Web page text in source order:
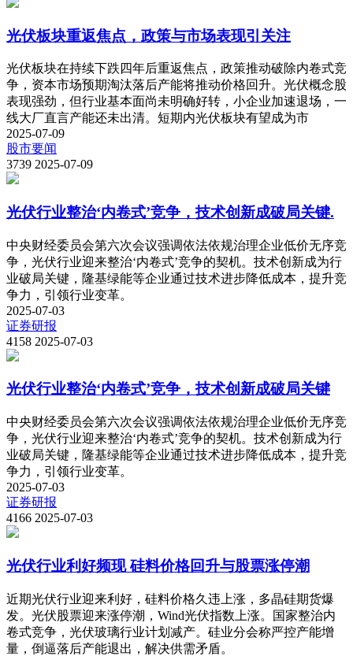
光伏板块重返焦点，政策与市场表现引关注
光伏板块在持续下跌四年后重返焦点，政策推动破除内卷式竞
争，资本市场预期淘汰落后产能将推动价格回升。光伏概念股
表现强劲，但行业基本面尚未明确好转，小企业加速退场，一
线大厂直言产能还未出清。短期内光伏板块有望成为市
2025-07-09
股市要闻
3739 2025-07-09
光伏行业整治‘内卷式’竞争，技术创新成破局关键.
中央财经委员会第六次会议强调依法依规治理企业低价无序竞
争，光伏行业迎来整治‘内卷式’竞争的契机。技术创新成为行
业破局关键，隆基绿能等企业通过技术进步降低成本，提升竞
争力，引领行业变革。
2025-07-03
证券研报
4158 2025-07-03
光伏行业整治‘内卷式’竞争，技术创新成破局关键
中央财经委员会第六次会议强调依法依规治理企业低价无序竞
争，光伏行业迎来整治‘内卷式’竞争的契机。技术创新成为行
业破局关键，隆基绿能等企业通过技术进步降低成本，提升竞
争力，引领行业变革。
2025-07-03
证券研报
4166 2025-07-03
光伏行业利好频现 硅料价格回升与股票涨停潮
近期光伏行业迎来利好，硅料价格久违上涨，多晶硅期货爆
发。光伏股票迎来涨停潮，Wind光伏指数上涨。国家整治内
卷式竞争，光伏玻璃行业计划减产。硅业分会称严控产能增
量，倒逼落后产能退出，解决供需矛盾。